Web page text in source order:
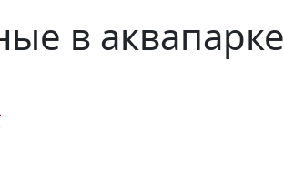
в аквапарке